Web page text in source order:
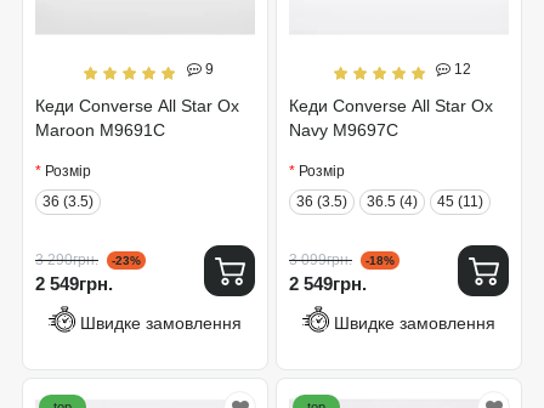
9
Кеди Converse All Star Ox
Maroon M9691C
Розмір
36 (3.5)
3 290грн. -23%
2 549грн.
Швидке замовлення
12
Кеди Converse All Star Ox
Navy M9697C
Розмір
36 (3.5)
36.5 (4) 45 (11)
3 099грн. -18%
2 549грн.
Швидке замовлення